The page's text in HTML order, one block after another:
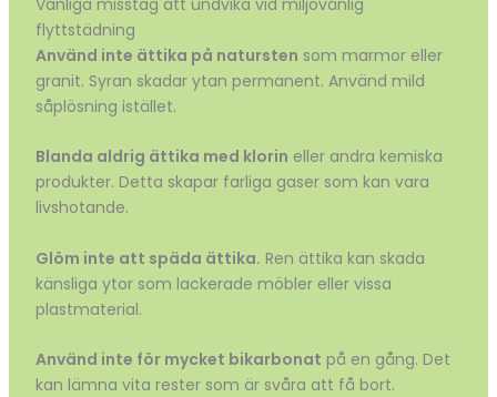
flyttstädning
Använd inte ättika på natursten som marmor eller
granit. Syran skadar ytan permanent. Använd mild
såplösning istället.
Blanda aldrig ättika med klorin eller andra kemiska
produkter. Detta skapar farliga gaser som kan vara
livshotande.
Glöm inte att späda ättika. Ren ättika kan skada
känsliga ytor som lackerade möbler eller vissa
plastmaterial.
Använd inte för mycket bikarbonat på en gång. Det
kan lämna vita rester som är svåra att få bort.